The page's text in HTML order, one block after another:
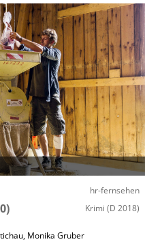
hr-fernsehen
Krimi (D 2018)
, Monika Gruber